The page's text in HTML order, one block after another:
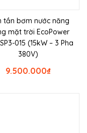
tần bơm nước năng
mặt trời EcoPower
SP3-015 (15kW – 3 Pha
380V)
₫
9.500.000